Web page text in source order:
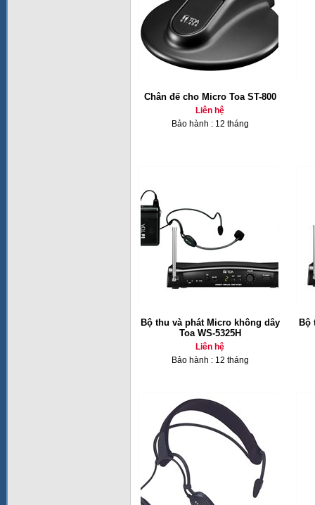
Chân đế cho Micro Toa ST-800
Liên hệ
Bảo hành : 12 tháng
Bộ thu và phát Micro không dây
Toa WS-5325H
Liên hệ
Bảo hành : 12 tháng
Bộ